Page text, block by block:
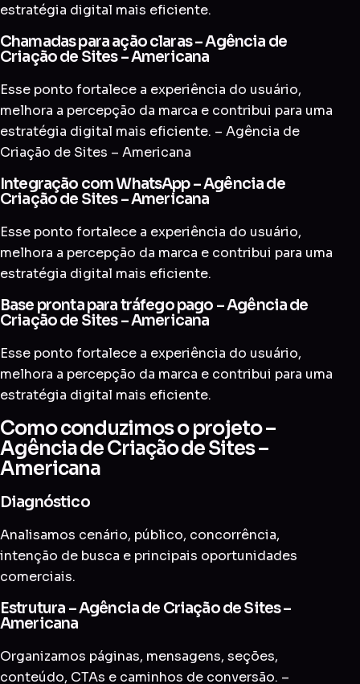
estratégia digital mais eficiente.
Chamadas para ação claras – Agência de
Criação de Sites – Americana
Esse ponto fortalece a experiência do usuário,
melhora a percepção da marca e contribui para uma
estratégia digital mais eficiente. – Agência de
Criação de Sites – Americana
Integração com WhatsApp – Agência de
Criação de Sites – Americana
Esse ponto fortalece a experiência do usuário,
melhora a percepção da marca e contribui para uma
estratégia digital mais eficiente.
Base pronta para tráfego pago – Agência de
Criação de Sites – Americana
Esse ponto fortalece a experiência do usuário,
melhora a percepção da marca e contribui para uma
estratégia digital mais eficiente.
Como conduzimos o projeto –
Agência de Criação de Sites –
Americana
Diagnóstico
Analisamos cenário, público, concorrência,
intenção de busca e principais oportunidades
comerciais.
Estrutura – Agência de Criação de Sites –
Americana
Organizamos páginas, mensagens, seções,
conteúdo, CTAs e caminhos de conversão. –